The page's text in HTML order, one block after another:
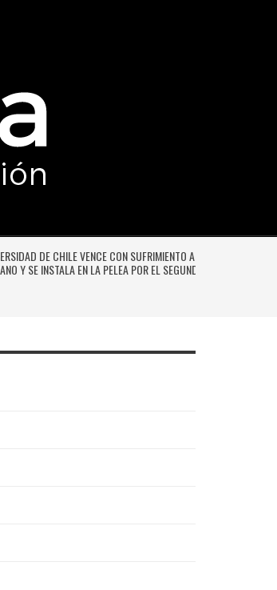
DE CHILE VENCE CON SUFRIMIENTO A AUDAX
Y SE INSTALA EN LA PELEA POR EL SEGUNDO LUGAR